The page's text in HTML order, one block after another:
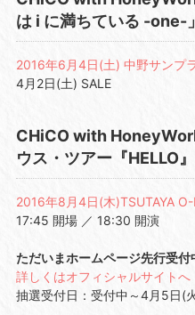
は i に満ちている -one-」
2016年6月4日(土) 中野サンプ
4月2日(土) SALE
CHiCO with
ウス・ツアー『HELLO
2016年8月4日(木)TSUTAYA O-
17:45 開場 ／ 18:30 開演
ただいまホームページ先行受付
詳しくはオフィシャルサイトへ
抽選受付日：受付中～4月5日(